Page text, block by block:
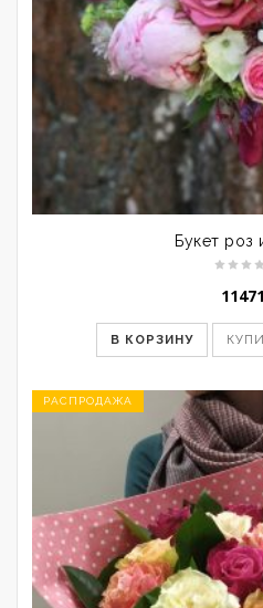
Букет роз
11471
В КОРЗИНУ
РАСПРОДАЖА